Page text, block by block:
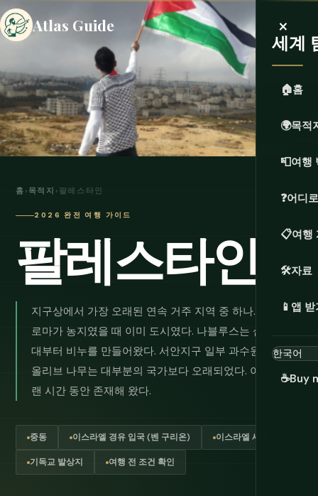
Atlas Guide ×
세계
🏠홈
🌍목적
📮여행
❓어디
📋여행
🛠️자료
📱 앱 받
☕Buy
홈 › 목적지 › 팔레스타인
2026 완전 여행 가이드
팔레스타인
지구상에서 가장 오래된 연속 거주 지역 중 하나. 여리고는
로마가 농지였을 때 이미 도시였다. 나블루스는 십자군 시
대부터 비누를 만들어왔다. 서안지구 일부 과수원에 있는
올리브 나무는 대부분의 국가보다 오래되었다. 이곳은 오
랜 시간 동안 존재해 왔다.
중동 이스라엘 경유 입국 (벤 구리온) 이스라엘 세겔 (ILS)
기독교 발상지 여행 전 조건 확인